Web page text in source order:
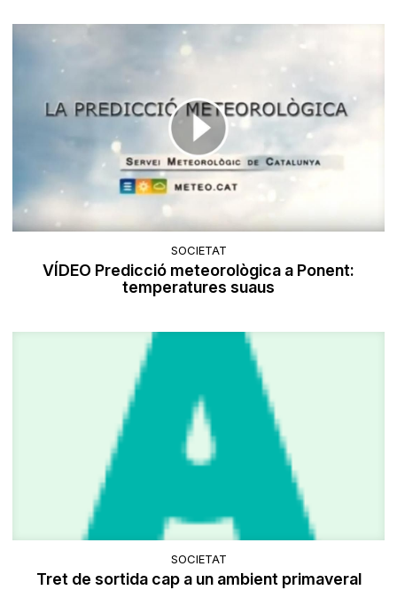
SOCIETAT
VÍDEO Predicció meteorològica a Ponent:
temperatures suaus
SOCIETAT
Tret de sortida cap a un ambient primaveral